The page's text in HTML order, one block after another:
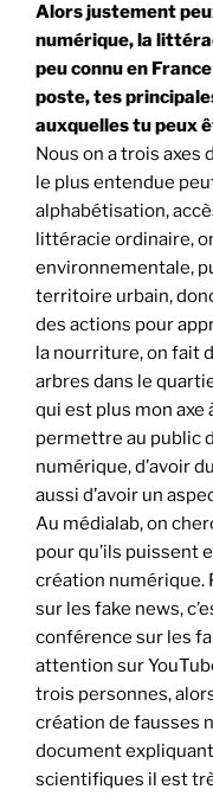
Alors justement
numérique, la
peu connu en
poste, tes
auxquelles tu peux
Nous on a trois axes
le plus entendue
alphabétisation,
littéracie ordinaire,
environnementale,
territoire urbain,
des actions pour
la nourriture, on fait
arbres dans le
qui est plus mon axe
permettre au public
numérique, d’avoir
aussi d’avoir un
Au médialab, on
pour qu’ils puissent
création numérique.
sur les fake news,
conférence sur les
attention sur
trois personnes,
création de fausses
document
scientifiques il est